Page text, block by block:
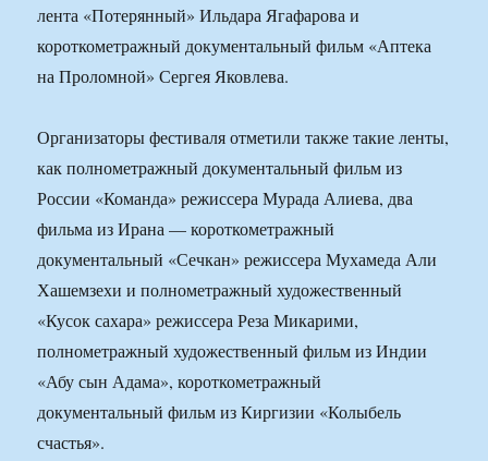
лента «Потерянный» Ильдара Ягафарова и
короткометражный документальный фильм «Аптека
на Проломной» Сергея Яковлева.
Организаторы фестиваля отметили также такие ленты,
как полнометражный документальный фильм из
России «Команда» режиссера Мурада Алиева, два
фильма из Ирана — короткометражный
документальный «Сечкан» режиссера Мухамеда Али
Хашемзехи и полнометражный художественный
«Кусок сахара» режиссера Реза Микарими,
полнометражный художественный фильм из Индии
«Абу сын Адама», короткометражный
документальный фильм из Киргизии «Колыбель
счастья».